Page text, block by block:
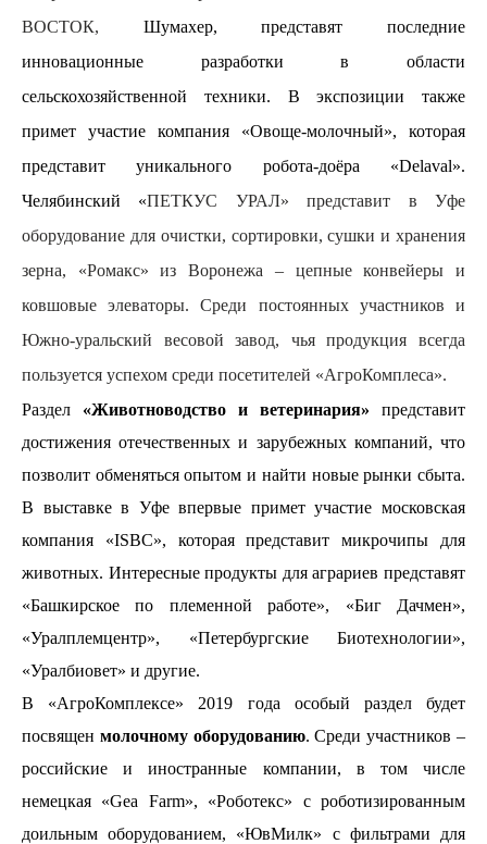
ВОСТОК, Шумахер, представят последние
инновационные разработки в области
сельскохозяйственной техники. В экспозиции также
примет участие компания «Овоще-молочный», которая
представит уникального робота-доёра «Delaval».
Челябинский «ПЕТКУС УРАЛ» представит в Уфе
оборудование для очистки, сортировки, сушки и хранения
зерна, «Ромакс» из Воронежа – цепные конвейеры и
ковшовые элеваторы. Среди постоянных участников и
Южно-уральский весовой завод, чья продукция всегда
пользуется успехом среди посетителей «АгроКомплеса».
Раздел «Животноводство и ветеринария» представит
достижения отечественных и зарубежных компаний, что
позволит обменяться опытом и найти новые рынки сбыта.
В выставке в Уфе впервые примет участие московская
компания «ISBC», которая представит микрочипы для
животных. Интересные продукты для аграриев представят
«Башкирское по племенной работе», «Биг Дачмен»,
«Уралплемцентр», «Петербургские Биотехнологии»,
«Уралбиовет» и другие.
В «АгроКомплексе» 2019 года особый раздел будет
посвящен молочному оборудованию. Среди участников –
российские и иностранные компании, в том числе
немецкая «Gea Farm», «Роботекс» с роботизированным
доильным оборудованием, «ЮвМилк» с фильтрами для